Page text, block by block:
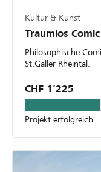
Kultur & Kunst
Traumlos Comic
Philosophische
St.Galler Rheintal.
CHF 1’225
Projekt erfolgreich